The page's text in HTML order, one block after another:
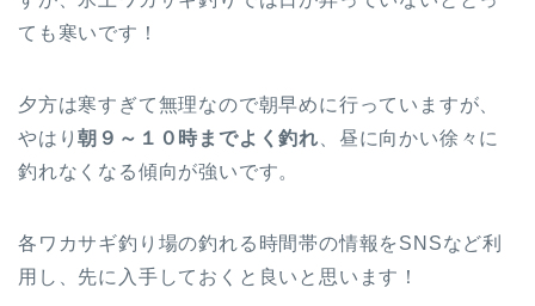
ても寒いです！
夕方は寒すぎて無理なので朝早めに行っていますが、
やはり朝９～１０時までよく釣れ 、昼に向かい徐々に
釣れなくなる傾向が強いです。
各ワカサギ釣り場の釣れる時間帯の情報をSNSなど利
用し、先に入手しておくと良いと思います！